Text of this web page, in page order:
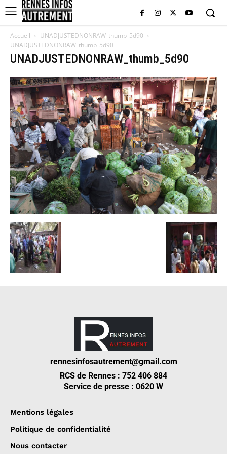
Accueil
UNADJUSTEDNONRAW_thumb_5d90
UNADJUSTEDNONRAW_thumb_5d90
UNADJUSTEDNONRAW_thumb_5d90
rennesinfosautrement@gmail.com
RCS de Rennes : 752 406 884
Service de presse : 0620 W
Mentions légales
Politique de confidentialité
Nous contacter